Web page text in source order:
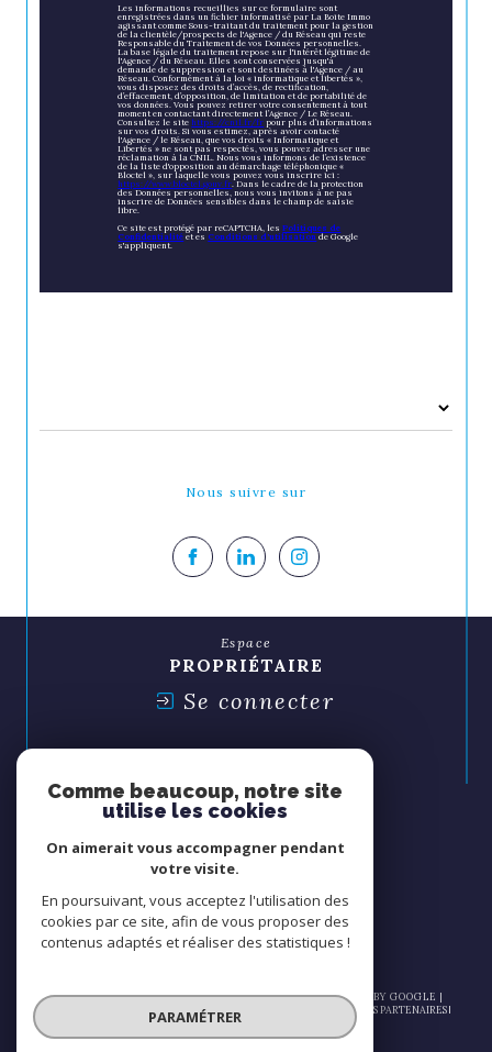
Les informations recueillies sur ce formulaire sont
enregistrées dans un fichier informatisé par La Boite Immo
agissant comme Sous-traitant du traitement pour la gestion
de la clientèle/prospects de l'Agence / du Réseau qui reste
Responsable du Traitement de vos Données personnelles.
La base légale du traitement repose sur l'intérêt légitime de
l'Agence / du Réseau. Elles sont conservées jusqu'à
demande de suppression et sont destinées à l'Agence / au
Réseau. Conformément à la loi « informatique et libertés »,
vous disposez des droits d’accès, de rectification,
d’effacement, d’opposition, de limitation et de portabilité de
vos données. Vous pouvez retirer votre consentement à tout
moment en contactant directement l’Agence / Le Réseau.
Consultez le site https://cnil.fr/fr pour plus d’informations
sur vos droits. Si vous estimez, après avoir contacté
l'Agence / le Réseau, que vos droits « Informatique et
Libertés » ne sont pas respectés, vous pouvez adresser une
réclamation à la CNIL. Nous vous informons de l’existence
de la liste d'opposition au démarchage téléphonique «
Bloctel », sur laquelle vous pouvez vous inscrire ici :
https://www.bloctel.gouv.fr . Dans le cadre de la protection
des Données personnelles, nous vous invitons à ne pas
inscrire de Données sensibles dans le champ de saisie
libre.
Ce site est protégé par reCAPTCHA, lesPolitiques de
Confidentialité et es Conditions d'utilisationde Google
s'appliquent.
Nous suivre sur
Espace
PROPRIÉTAIRE
Se connecter
Espace
Se connecter
© 2026 | TOUS DROITS RÉSERVÉS | TRADUCTION POWERED BY GOOGLE |
PLAN DU SITE
NOS PARTENAIRES
POLITIQUE RGPD
Comme beaucoup, notre site
utilise les cookies
On aimerait vous accompagner pendant
votre visite.
En poursuivant, vous acceptez l'utilisation des
cookies par ce site, afin de vous proposer des
contenus adaptés et réaliser des statistiques !
PARAMÉTRER